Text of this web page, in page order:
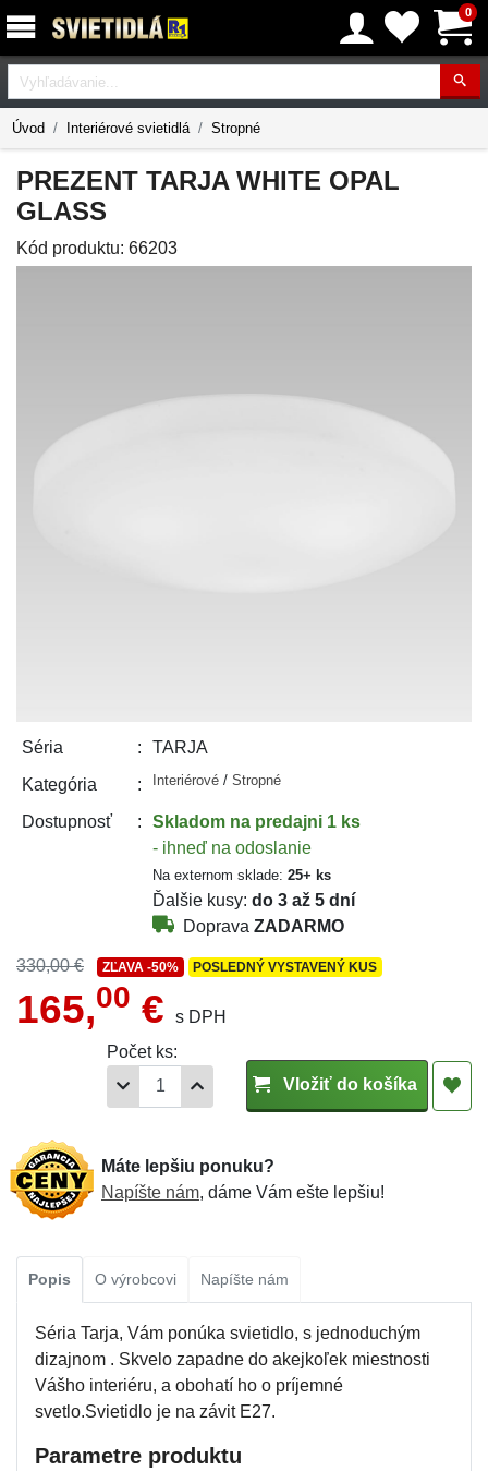
0
Vyhľadávanie
Úvod Interiérové svietidlá Stropné
PREZENT TARJA WHITE OPAL
GLASS
Kód produktu: 66203
Séria TARJA
Kategória Interiérové / Stropné
Dostupnosť Skladomna predajni 1 ks
- ihneď na odoslanie
Na externom sklade: 25+ ks
Ďalšie kusy: do 3 až 5 dní
Doprava ZADARMO
330,00 € ZĽAVA -50% POSLEDNÝ VYSTAVENÝ KUS
165,00 €
s DPH
Počet ks:
Vložiť do košíka
Máte lepšiu ponuku?
Napíšte nám, dáme Vám ešte lepšiu!
Popis O výrobcovi Napíšte nám
Séria Tarja, Vám ponúka svietidlo, s jednoduchým
dizajnom . Skvelo zapadne do akejkoľek miestnosti
Vášho interiéru, a obohatí ho o príjemné
svetlo.Svietidlo je na závit E27.
Parametre produktu